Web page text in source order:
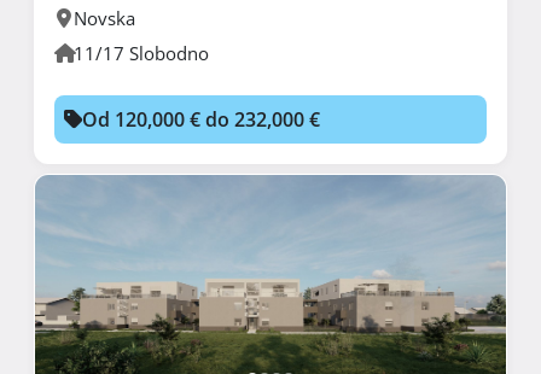
Novska
11/17 Slobodno
Od 120,000 € do 232,000 €